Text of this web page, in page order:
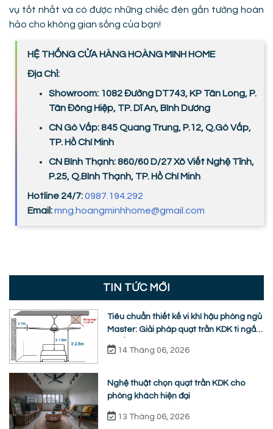
vụ tốt nhất và có được những chiếc đèn gắn tường hoàn
hảo cho không gian sống của bạn!
HỆ THỐNG CỬA HÀNG HOÀNG MINH HOME
Địa Chỉ:
Showroom: 1082 Đường DT743, KP Tân Long, P.
Tân Đông Hiệp, TP. Dĩ An, Bình Dương
CN Gò Vấp: 845 Quang Trung, P.12, Q.Gò Vấp,
TP. Hồ Chí Minh
CN Bình Thạnh: 860/60 D/27 Xô Viết Nghệ Tĩnh,
P.25, Q.Bình Thạnh, TP. Hồ Chí Minh
Hotline 24/7:0987.194.292
Email:mng.hoangminhhome@gmail.com
TIN TỨC MỚI
Tiêu chuẩn thiết kế vi khí hậu phòng ngủ
Master: Giải pháp quạt trần KDK ti ngắn
chuẩn nhân trắc học
14 Tháng 06, 2026
Nghệ thuật chọn quạt trần KDK cho
phòng khách hiện đại
13 Tháng 06, 2026